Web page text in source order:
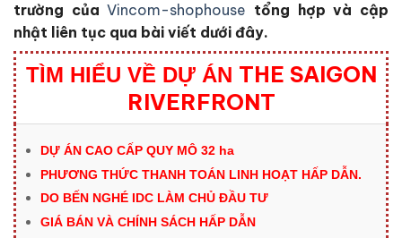
trường củaVincom-shophouse tổng hợp và cập
nhật liên tục qua bài viết dưới đây.
TÌM HIỂU VỀ DỰ ÁN THE SAIGON
RIVERFRONT
DỰ ÁN CAO CẤP QUY MÔ 32 ha
PHƯƠNG THỨC THANH TOÁN LINH HOẠT HẤP DẪN.
DO BẾN NGHÉ IDC LÀM CHỦ ĐẦU TƯ
GIÁ BÁN VÀ CHÍNH SÁCH HẤP DẪN